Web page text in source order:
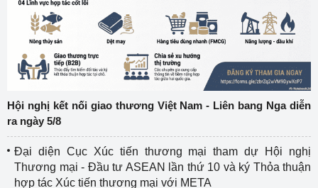
Hội nghị kết nối giao thương Việt Nam - Liên bang Nga diễn
ra ngày 5/8
Đại diện Cục Xúc tiến thương mại tham dự Hội nghị
Thương mại - Đầu tư ASEAN lần thứ 10 và ký Thỏa thuận
hợp tác Xúc tiến thương mại với META